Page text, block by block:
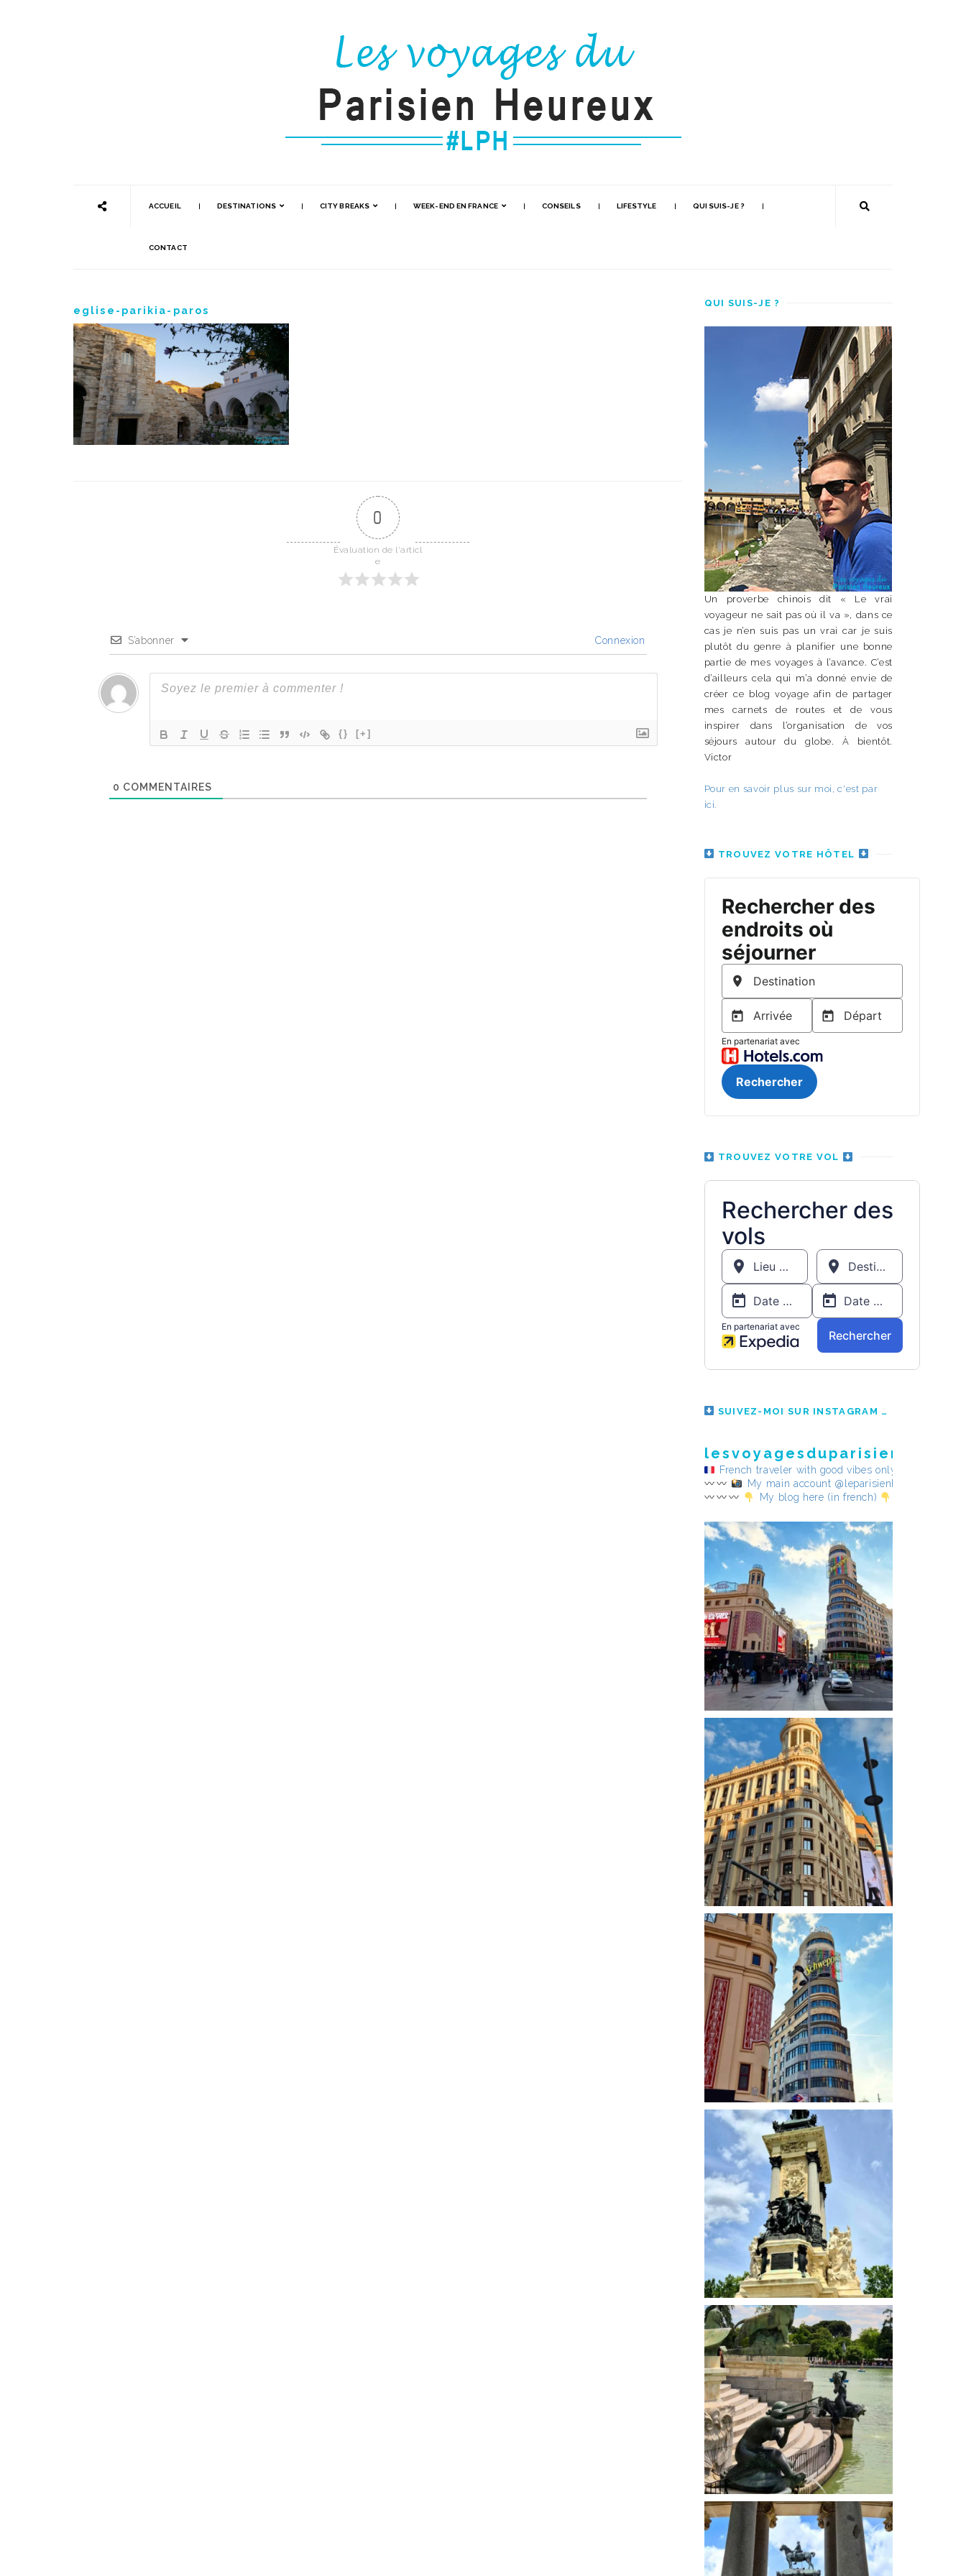
ACCUEIL DESTINATIONS CITY BREAKS WEEK-END EN FRANCE CONSEILS LIFESTYLE QUI SUIS-JE ?
CONTACT
eglise-parikia-paros
0
Évaluation de l'articl
e
S’abonner Connexion
{} [+]
0 COMMENTAIRES
QUI SUIS-JE ?
Un proverbe chinois dit « Le vrai
voyageur ne sait pas où il va », dans ce
cas je n’en suis pas un vrai car je suis
plutôt du genre à planifier une bonne
partie de mes voyages à l’avance. C’est
d’ailleurs cela qui m’a donné envie de
créer ce blog voyage afin de partager
mes carnets de routes et de vous
inspirer dans l’organisation de vos
séjours autour du globe. À bientôt.
Victor
Pour en savoir plus sur moi, c'est par
ici.
TROUVEZ VOTRE HÔTEL
TROUVEZ VOTRE VOL
SUIVEZ-MOI SUR INSTAGRAM
French traveler with good vibes only
My main account @leparisienheureux
My blog here (in french)